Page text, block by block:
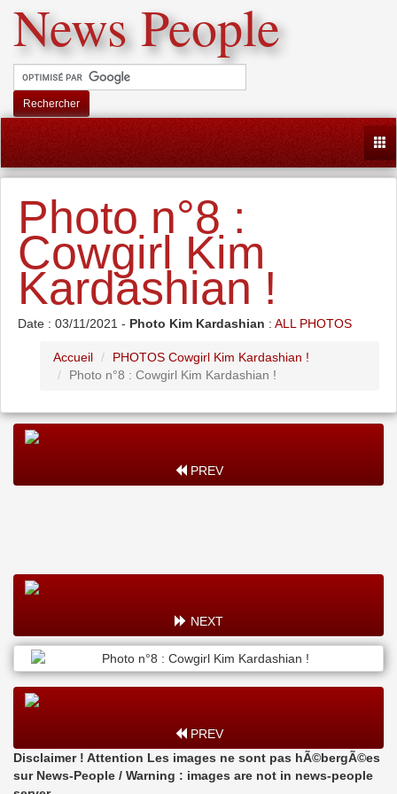
News People
Rechercher
Photo n°8 :
Cowgirl Kim
Kardashian !
Date : 03/11/2021 - Photo Kim Kardashian : ALL PHOTOS
Accueil
PHOTOS Cowgirl Kim Kardashian !
Photo n°8 : Cowgirl Kim Kardashian !
PREV
NEXT
PREV
Disclaimer ! Attention Les images ne sont pas hÃ©bergÃ©es
sur News-People / Warning : images are not in news-people